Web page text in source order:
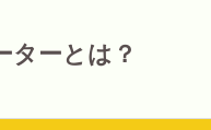
ターとは？